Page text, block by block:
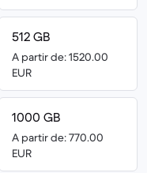
512 GB
A partir de: 1520.00
EUR
1000 GB
A partir de: 770.00
EUR